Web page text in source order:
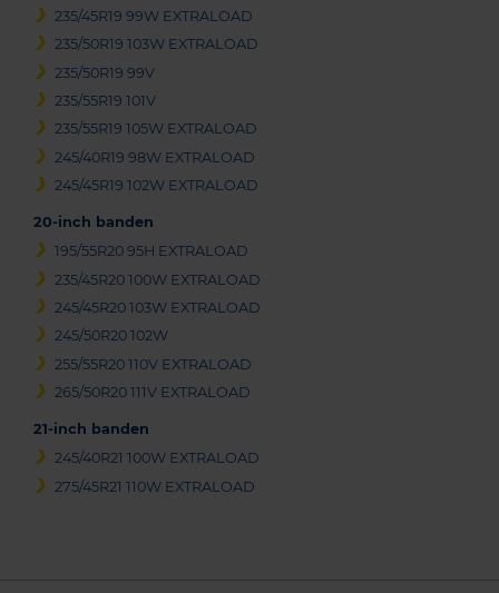
235/45R19 99W EXTRALOAD
235/50R19 103W EXTRALOAD
235/50R19 99V
235/55R19 101V
235/55R19 105W EXTRALOAD
245/40R19 98W EXTRALOAD
245/45R19 102W EXTRALOAD
20-inch banden
195/55R20 95H EXTRALOAD
235/45R20 100W EXTRALOAD
245/45R20 103W EXTRALOAD
245/50R20 102W
255/55R20 110V EXTRALOAD
265/50R20 111V EXTRALOAD
21-inch banden
245/40R21 100W EXTRALOAD
275/45R21 110W EXTRALOAD